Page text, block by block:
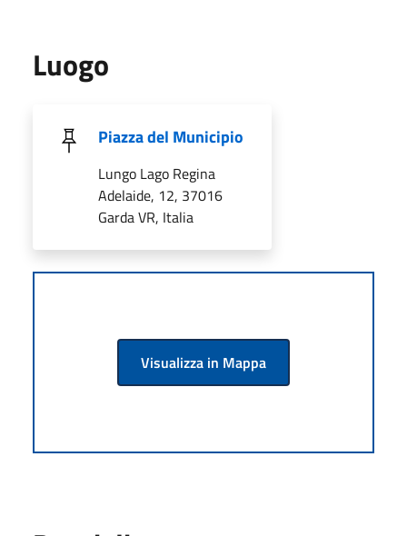
Luogo
Piazza del Municipio
Lungo Lago Regina
Adelaide, 12, 37016
Garda VR, Italia
Visualizza in Mappa